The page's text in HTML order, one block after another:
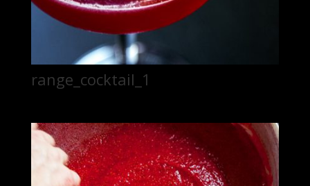
range_cocktail_1